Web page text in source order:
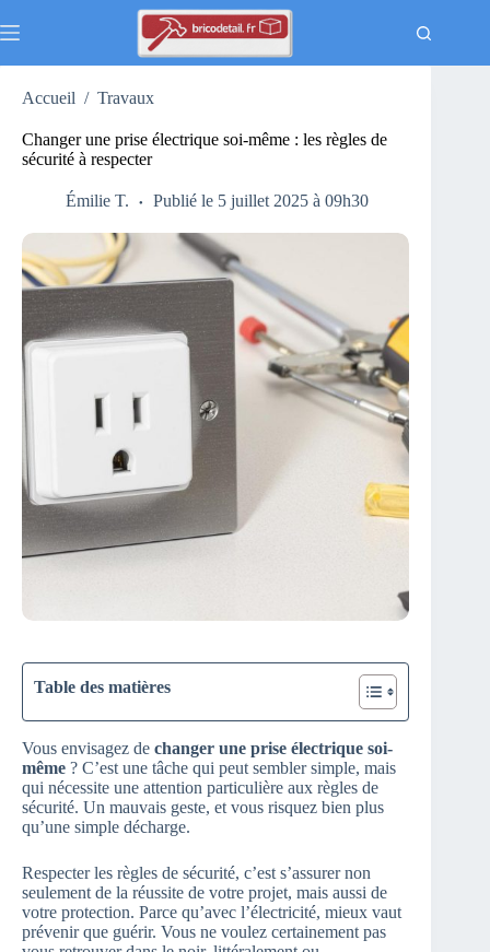
au
Accueil / Travaux
Changer une prise électrique soi-même : les règles de
sécurité à respecter
Émilie T. Publié le 5 juillet 2025 à 09h30
Table des matières
Vous envisagez de changer une prise électrique soi-
même ? C’est une tâche qui peut sembler simple, mais
qui nécessite une attention particulière aux règles de
sécurité. Un mauvais geste, et vous risquez bien plus
qu’une simple décharge.
Respecter les règles de sécurité, c’est s’assurer non
seulement de la réussite de votre projet, mais aussi de
votre protection. Parce qu’avec l’électricité, mieux vaut
prévenir que guérir. Vous ne voulez certainement pas